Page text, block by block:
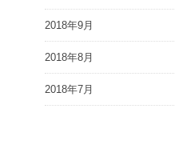
2018年9月
2018年8月
2018年7月